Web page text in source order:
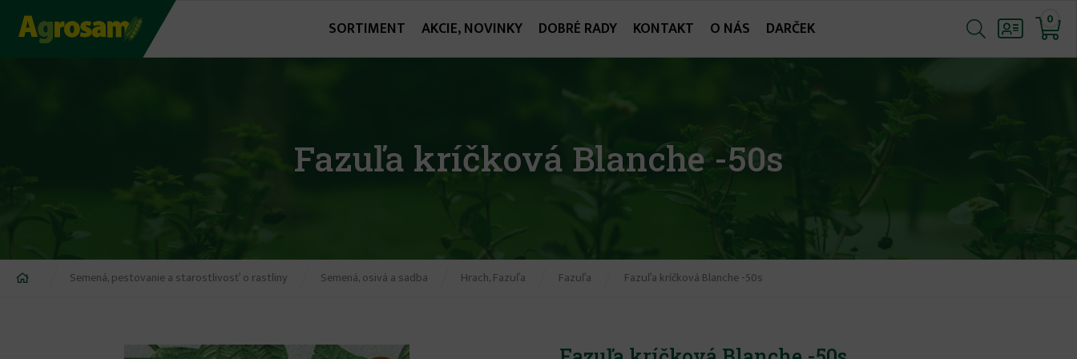
Jump
SORTIMENT AKCIE, NOVINKY DOBRÉ RADY KONTAKT O NÁS DARČEK 0
Fazuľa kríčková Blanche -50s
NachádzateSemená, pestovanie a starostlivosť o rastliny Semená, osivá a sadba Hrach, Fazuľa Fazuľa Fazuľa kríčková Blanche -50s